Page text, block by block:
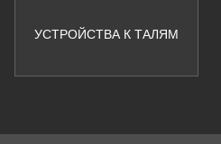
УСТРОЙСТВА К ТАЛЯМ